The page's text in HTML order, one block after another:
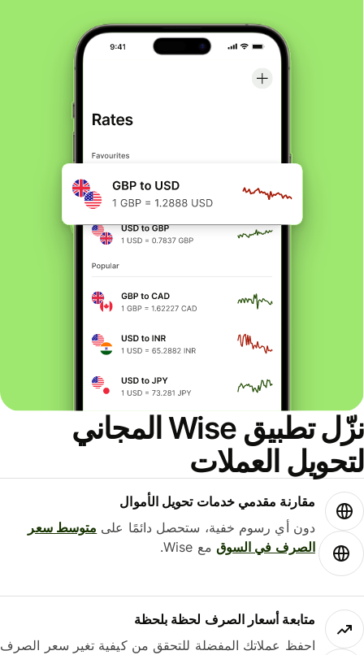
نزّل تطبيق Wise المجاني
لتحويل العملات
مقارنة مقدمي خدمات تحويل الأموال
دون أي رسوم خفية، ستحصل دائمًا على متوسط ​​سعر
الصرف في السوق مع Wise.
متابعة أسعار الصرف لحظة بلحظة
احفظ عملاتك المفضلة للتحقق من كيفية تغير سعر الصرف